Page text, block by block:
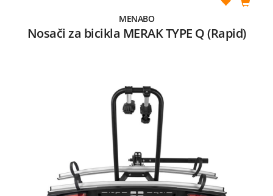
MENABO
Nosači za bicikla MERAK TYPE Q (Rapid)